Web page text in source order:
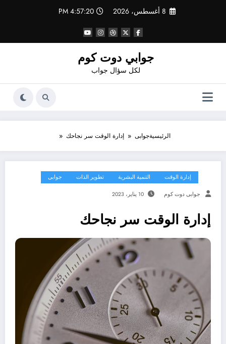
8 أغسطس، 2026 4:57:21 PM
جوابي دوت كوم
لكل سؤال جواب
الرئيسيةجوابى إدارة الوقت سر نجاحك
إدارة الوقت التنمية البشرية تطوير الذات جوابى
جوابى دوت كوم 10 يناير، 2023
إدارة الوقت سر نجاحك